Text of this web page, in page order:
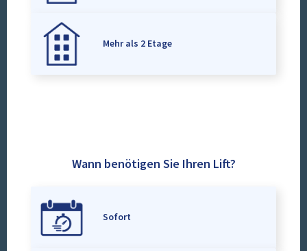
Mehr als 2 Etage
Wann benötigen Sie Ihren Lift?
Sofort